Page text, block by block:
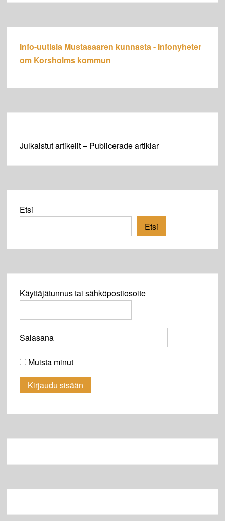
Info-uutisia Mustasaaren kunnasta - Infonyheter
om Korsholms kommun
Julkaistut artikelit – Publicerade artiklar
Etsi
Etsi
Käyttäjätunnus tai sähköpostiosoite
Salasana
Muista minut